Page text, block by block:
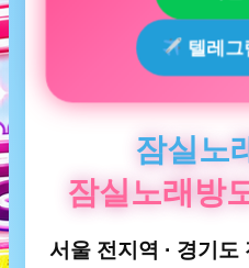
텔레
잠실노
잠실노래방
서울 전지역 · 경기